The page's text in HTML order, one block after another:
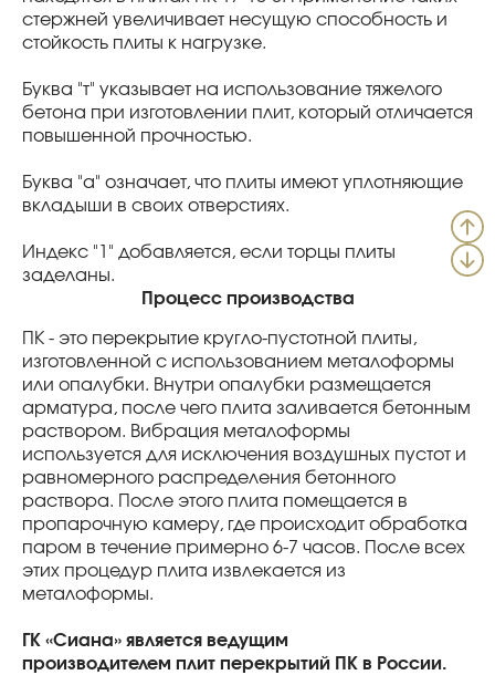
стержней увеличивает несущую способность и
стойкость плиты к нагрузке.
Буква "т" указывает на использование тяжелого
бетона при изготовлении плит, который отличается
повышенной прочностью.
Буква "а" означает, что плиты имеют уплотняющие
вкладыши в своих отверстиях.
Индекс "1" добавляется, если торцы плиты
заделаны.
Процесс производства
ПК - это перекрытие кругло-пустотной плиты,
изготовленной с использованием металоформы
или опалубки. Внутри опалубки размещается
арматура, после чего плита заливается бетонным
раствором. Вибрация металоформы
используется для исключения воздушных пустот и
равномерного распределения бетонного
раствора. После этого плита помещается в
пропарочную камеру, где происходит обработка
паром в течение примерно 6-7 часов. После всех
этих процедур плита извлекается из
металоформы.
ГК «Сиана» является ведущим
производителем плит перекрытий ПК в России.